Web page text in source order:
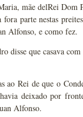
mãe delRei Dom
parte nestas
Alfonso, e como fez.
disse que casava
ao Rei de que o
deixado por
Alfonso.